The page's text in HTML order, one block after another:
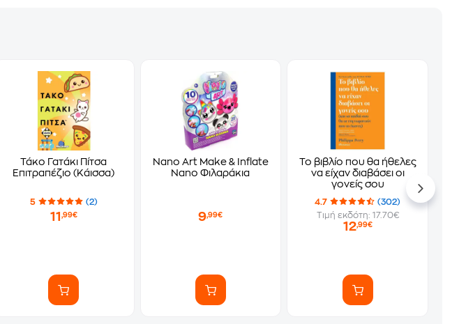
Τάκο Γατάκι Πίτσα
Επιτραπέζιο (Κάισσα)
5 (2)
11 ,99€
Nano Αrt Make & Inflate
Nano Φιλαράκια
9,99€
Το βιβλίο που θα ήθελες
να είχαν διαβάσει οι
γονείς σου
4.7
(302)
Τιμή εκδότη: 17.70€
12,99€